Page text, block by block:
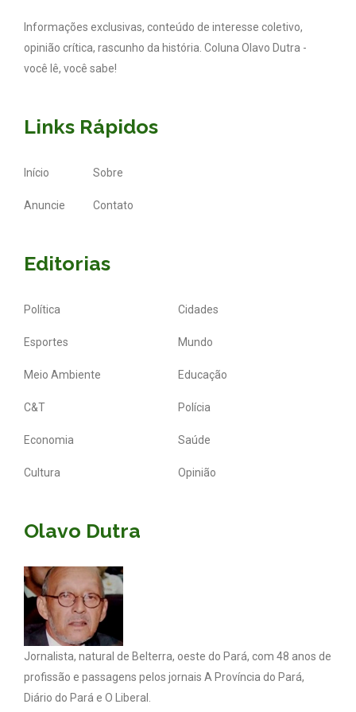
Informações exclusivas, conteúdo de interesse coletivo,
opinião crítica, rascunho da história. Coluna Olavo Dutra -
você lê, você sabe!
Links Rápidos
Início Sobre
Anuncie Contato
Editorias
Política Cidades
Esportes Mundo
Meio Ambiente Educação
C&T Polícia
Economia Saúde
Cultura Opinião
Olavo Dutra
Jornalista, natural de Belterra, oeste do Pará, com 48 anos de
profissão e passagens pelos jornais A Província do Pará,
Diário do Pará e O Liberal.